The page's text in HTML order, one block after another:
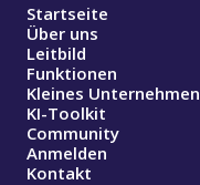
Startseite
Über uns
Leitbild
Funktionen
Kleines Unternehmen
KI-Toolkit
Community
Anmelden
Kontakt